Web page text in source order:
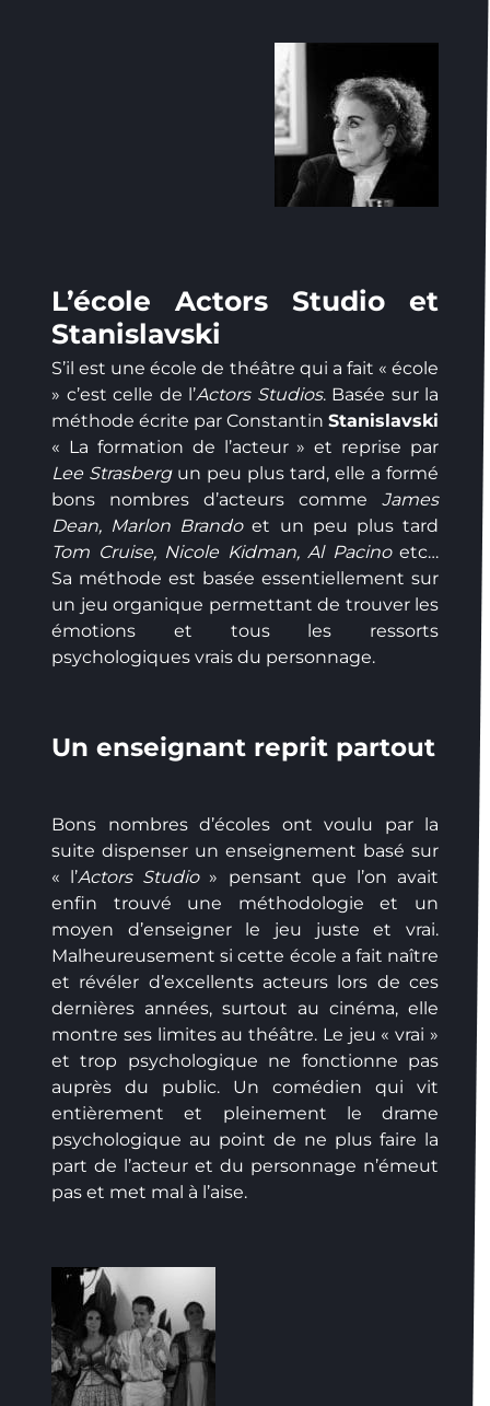
L’école Actors Studio et
Stanislavski
S’il est une école de théâtre qui a fait « école
» c’est celle de l’Actors Studios. Basée sur la
méthode écrite par Constantin Stanislavski
« La formation de l’acteur » et reprise par
Lee Strasbergun peu plus tard, elle a formé
bons nombres d’acteurs comme James
Dean, Marlon Brandoet un peu plus tard
Tom Cruise, Nicole Kidman, Al Pacinoetc…
Sa méthode est basée essentiellement sur
un jeu organique permettant de trouver les
émotions et tous les ressorts
psychologiques vrais du personnage.
Un enseignant reprit partout
Bons nombres d’écoles ont voulu par la
suite dispenser un enseignement basé sur
« l’Actors Studio » pensant que l’on avait
enfin trouvé une méthodologie et un
moyen d’enseigner le jeu juste et vrai.
Malheureusement si cette école a fait naître
et révéler d’excellents acteurs lors de ces
dernières années, surtout au cinéma, elle
montre ses limites au théâtre. Le jeu « vrai »
et trop psychologique ne fonctionne pas
auprès du public. Un comédien qui vit
entièrement et pleinement le drame
psychologique au point de ne plus faire la
part de l’acteur et du personnage n’émeut
pas et met mal à l’aise.